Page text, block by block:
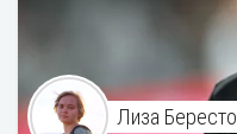
Лиза